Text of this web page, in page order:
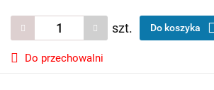
szt. Do koszyka
Do przechowalni